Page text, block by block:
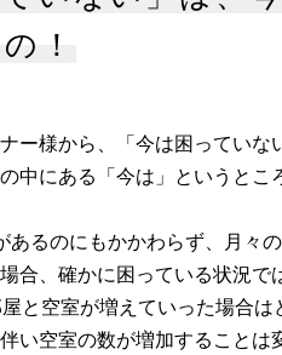
！
ー様から、「今は困ってい
中にある「今は」というとこ
あるのにもかかわらず、月々
合、確かに困っている状況で
と空室が増えていった場合は
い空室の数が増加することは